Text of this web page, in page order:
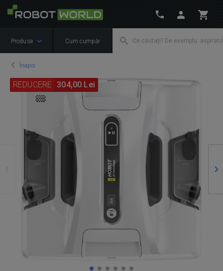
Produse Cum cumpăr
Înapoi
REDUCERE 304,00 Lei